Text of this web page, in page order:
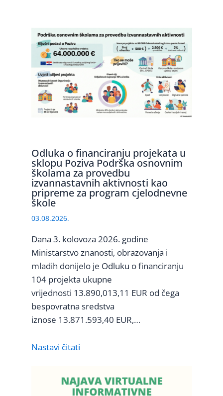
Odluka o financiranju projekata u
sklopu Poziva Podrška osnovnim
školama za provedbu
izvannastavnih aktivnosti kao
pripreme za program cjelodnevne
škole
03.08.2026.
Dana 3. kolovoza 2026. godine
Ministarstvo znanosti, obrazovanja i
mladih donijelo je Odluku o financiranju
104 projekta ukupne
vrijednosti 13.890,013,11 EUR od čega
bespovratna sredstva
iznose 13.871.593,40 EUR,…
Nastavi čitati